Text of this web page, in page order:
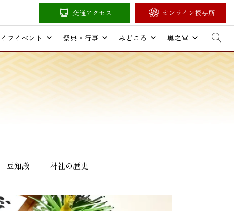
フイベント 祭典・行事 みどころ 奥之宮
交通アクセス オンライン授与所
豆知識 神社の歴史